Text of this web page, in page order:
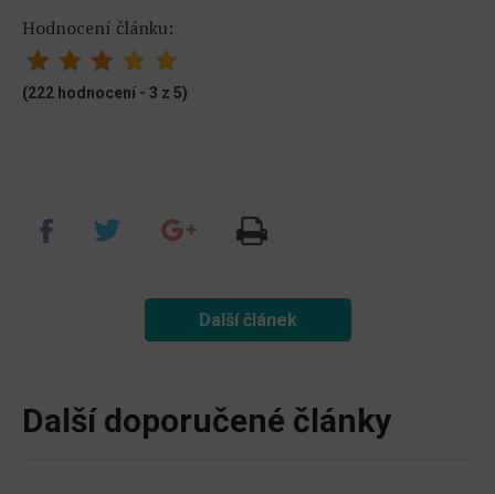
Hodnocení článku:
(222 hodnocení - 3 z 5)
Další článek
Další doporučené články